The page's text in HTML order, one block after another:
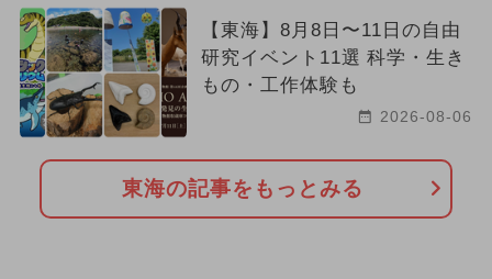
2025年6月のイベント
2026年6月のイベント アウトドア
お正月 2023年12月のイベント
2024年2月のイベント
【東海】8月8日〜11日の自由
研究イベント11選 科学・生き
もの・工作体験も
2026-08-06
東海の記事をもっとみる